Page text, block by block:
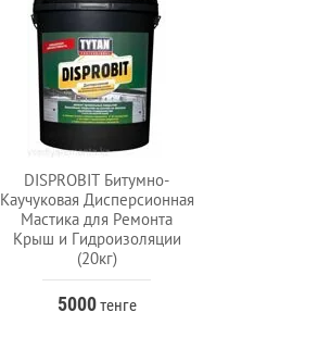
DISPROBIT Битумно-
Каучуковая Дисперсионная
Мастика для Ремонта
Крыш и Гидроизоляции
(20кг)
5000тенге